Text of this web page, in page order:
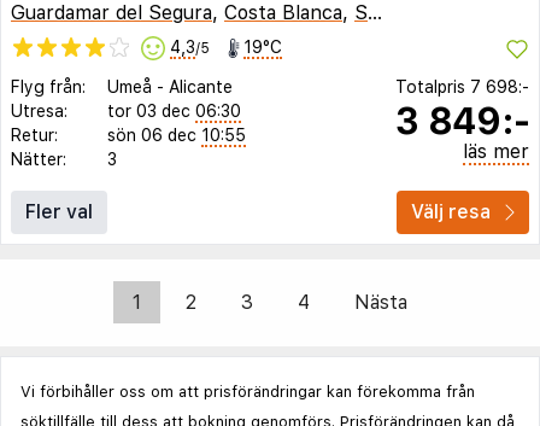
Guardamar del Segura, Costa Blanca, Spanien
4,3/5 19°C
Flyg från: Umeå - Alicante
Utresa:
tor 03 dec 06:30
Retur:
sön 06 dec 10:55
Nätter:
3
Totalpris 7 698:-
3 849:-
läs mer
Fler val Välj resa
1 2 3 4 Nästa
Vi förbihåller oss om att prisförändringar kan förekomma från
söktillfälle till dess att bokning genomförs. Prisförändringen kan då